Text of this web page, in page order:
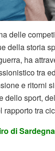
delle
della storia
ha
tra
e ritorni
dello sport,
tra
di